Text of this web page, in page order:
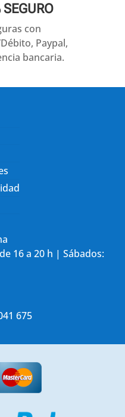
con
Paypal,
bancaria.
16 a 20 h | Sábados:
675